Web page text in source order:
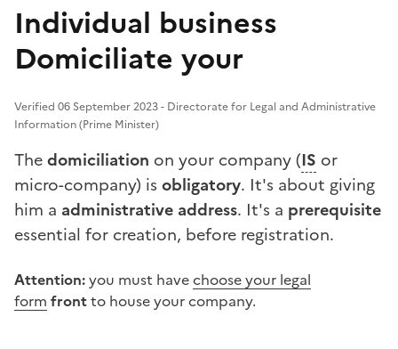
Individual business
Domiciliate your
Verified 06 September 2023 - Directorate for Legal and Administrative
Information (Prime Minister)
Thedomiciliation on your company (IS or
micro-company) is obligatory. It's about giving
him a administrative address. It's a prerequisite
essential for creation, before registration.
Attention:you must havechoose your legal
form frontto house your company.